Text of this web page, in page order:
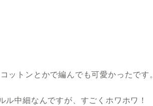
ットンとかで編んでも可愛かったです。
中細なんですが、すごくホワホワ！